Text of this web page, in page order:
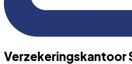
Verzekeringskantoor